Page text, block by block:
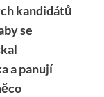
kandidátů
se
a panují